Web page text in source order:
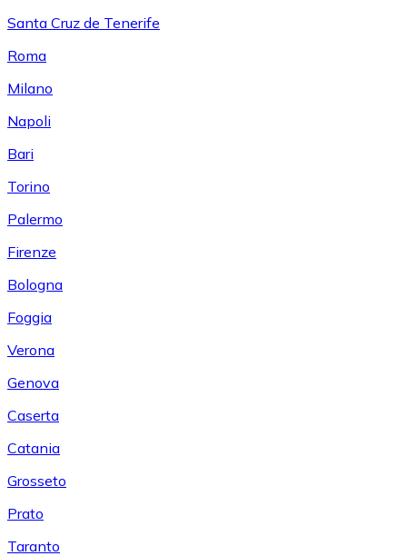
Santa Cruz de Tenerife
Roma
Milano
Napoli
Bari
Torino
Palermo
Firenze
Bologna
Foggia
Verona
Genova
Caserta
Catania
Grosseto
Prato
Taranto